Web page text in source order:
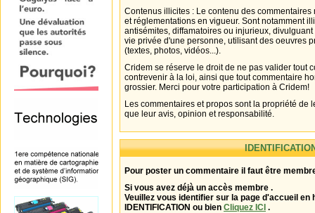
Contenus illicites : Le contenu des
et réglementations en vigueur. Sont notamment
antisémites, diffamatoires ou injurieux,
vie privée d'une personne, utilisant des oeuvres
(textes, photos, vidéos...).
Cridem se réserve le droit de ne pas valider tout
contrevenir à la loi, ainsi que tout commentaire
grossier. Merci pour votre participation à Cridem!
Les commentaires et propos sont la propriété de
que leur avis, opinion et responsabilité.
Pour poster un commentaire il faut être
Si vous avez déjà un accès membre .
Veuillez vous identifier sur la page d'accueil en
IDENTIFICATION ou bien Cliquez ICI .